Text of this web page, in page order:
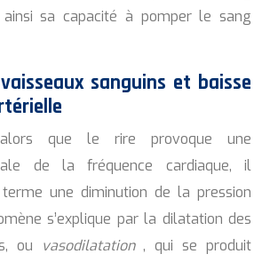
sa capacité à pomper le sang
sanguins et baisse
alors que le rire provoque une
de la fréquence cardiaque, il
une diminution de la pression
s’explique par la dilatation des
ou
vasodilatation, qui se produit